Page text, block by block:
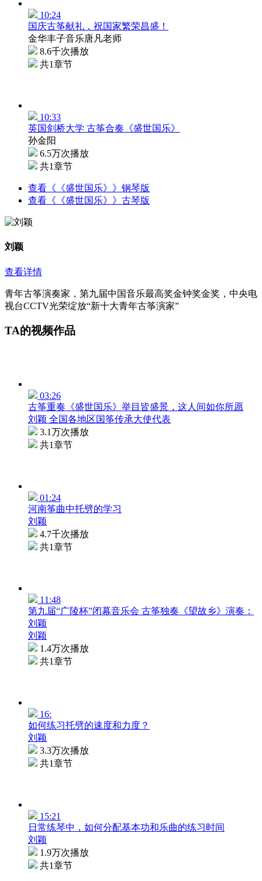
10:24
国庆古筝献礼，祝国家繁荣昌盛！
金华丰子音乐唐凡老师
8.6千次播放
共1章节
10:33
英国剑桥大学 古筝合奏《盛世国乐》
孙金阳
6.5万次播放
共1章节
查看《《盛世国乐》》钢琴版
查看《《盛世国乐》》古琴版
刘颖
查看详情
青年古筝演奏家，第九届中国音乐最高奖金钟奖金奖，中央电
视台CCTV光荣绽放“新十大青年古筝演家”
TA的视频作品
03:26
古筝重奏《盛世国乐》举目皆盛景，这人间如你所愿
刘颖 全国各地区国筝传承大使代表
3.1万次播放
共1章节
01:24
河南筝曲中托劈的学习
刘颖
4.7千次播放
共1章节
11:48
第九届“广陵杯”闭幕音乐会 古筝独奏《望故乡》演奏：
刘颖
刘颖
1.4万次播放
共1章节
16:
如何练习托劈的速度和力度？
刘颖
3.3万次播放
共1章节
15:21
日常练琴中，如何分配基本功和乐曲的练习时间
刘颖
1.9万次播放
共1章节